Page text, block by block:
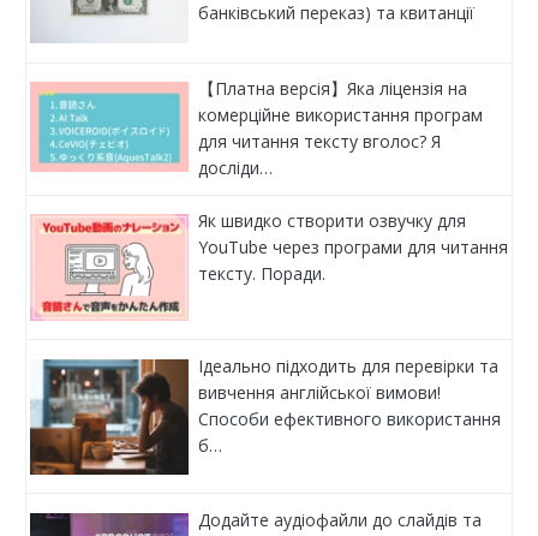
банківський переказ) та квитанції
【Платна версія】Яка ліцензія на
комерційне використання програм
для читання тексту вголос? Я
досліди…
Як швидко створити озвучку для
YouTube через програми для читання
тексту. Поради.
Ідеально підходить для перевірки та
вивчення англійської вимови!
Способи ефективного використання
б…
Додайте аудіофайли до слайдів та